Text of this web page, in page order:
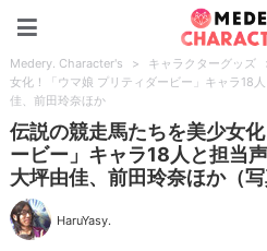
Medery. Character's > キャラクターグッズ
女化！「ウマ娘 プリティダービー」キャラ18
佳、前田玲奈ほか
伝説の競走馬たちを美少女
ービー」キャラ18人と担当
大坪由佳、前田玲奈ほか（写
HaruYasy.